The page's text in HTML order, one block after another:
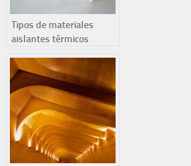
Tipos de materiales
aislantes térmicos
reciclables